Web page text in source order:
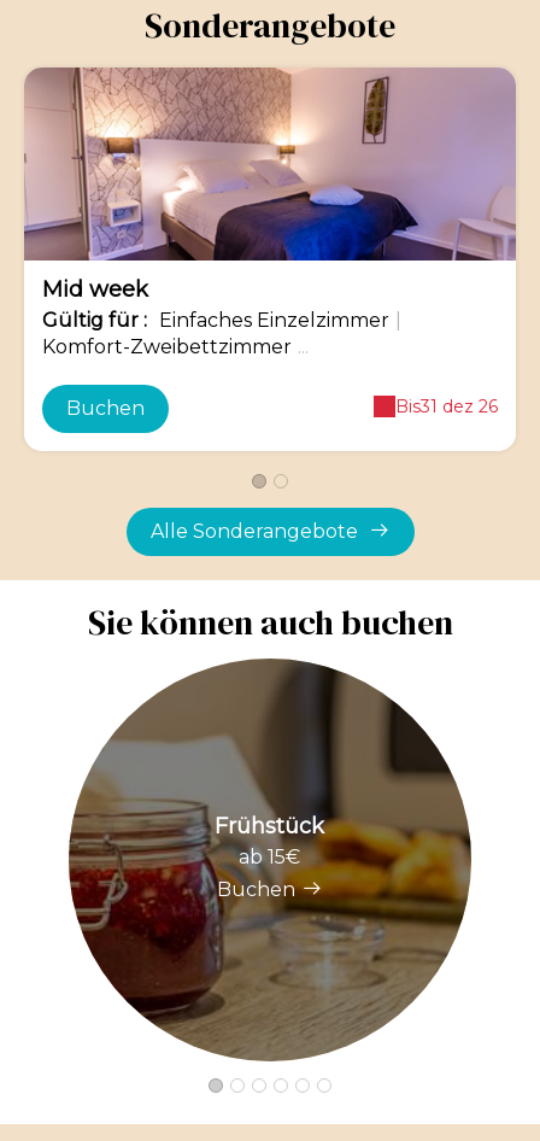
Sonderangebote
-5%
Mid week
Gültig für : Einfaches Einzelzimmer
Komfort-Zweibettzimmer ...
Buchen Bis31 dez 26
Alle Sonderangebote
Sie können auch buchen
Frühstück
ab 15€
Buchen